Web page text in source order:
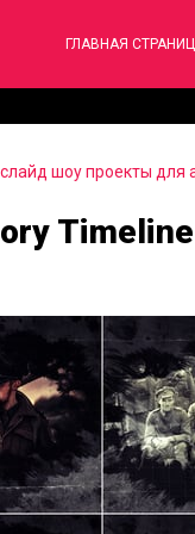
ГЛАВНАЯ
шоу проекты для